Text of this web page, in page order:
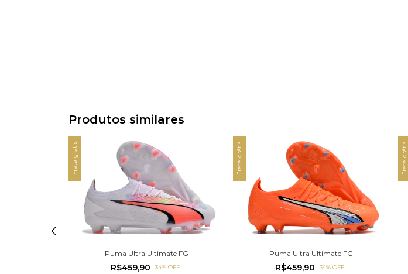
Produtos similares
Frete grátis
Puma Ultra Ultimate FG
R$459,90-34%OFF
Frete grátis
Puma Ultra Ultimate FG
R$459,90-34%OFF
Frete grátis